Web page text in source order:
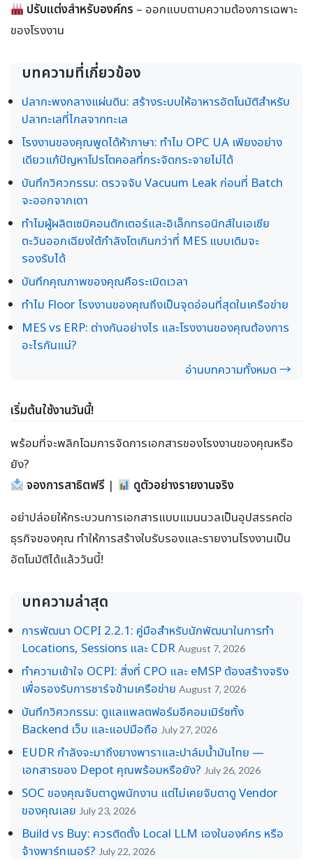
ปรับแต่งสำหรับองค์กร – ออกแบบตามความต้องการเฉพาะ
ของโรงงาน
บทความที่เกี่ยวข้อง
ปลากะพงกลางแผ่นดิน: สร้างระบบให้อาหารอัตโนมัติสำหรับ
ปลาทะเลที่ไกลจากทะเล
โรงงานของคุณพูดได้ห้าภาษา: ทำไม OPC UA เพียงอย่าง
เดียวแก้ปัญหาโปรโตคอลที่กระจัดกระจายไม่ได้
บันทึกวิศวกรรม: ตรวจจับ Vacuum Leak ก่อนที่ Batch
จะออกจากเตา
ทำไมผู้ผลิตเซมิคอนดักเตอร์และอิเล็กทรอนิกส์ในเอเชีย
ตะวันออกเฉียงใต้กำลังโตเกินกว่าที่ MES แบบเดิมจะ
รองรับได้
บันทึกคุณภาพของคุณคือระเบิดเวลา
ทำไม Floor โรงงานของคุณถึงเป็นจุดอ่อนที่สุดในเครือข่าย
MES vs ERP: ต่างกันอย่างไร และโรงงานของคุณต้องการ
อะไรกันแน่?
อ่านบทความทั้งหมด →
เริ่มต้นใช้งานวันนี้!
พร้อมที่จะพลิกโฉมการจัดการเอกสารของโรงงานของคุณหรือ
ยัง?
จองการสาธิตฟรี |
ดูตัวอย่างรายงานจริง
อย่าปล่อยให้กระบวนการเอกสารแบบแมนนวลเป็นอุปสรรคต่อ
ธุรกิจของคุณ ทำให้การสร้างใบรับรองและรายงานโรงงานเป็น
อัตโนมัติได้แล้ววันนี้!
บทความล่าสุด
การพัฒนา OCPI 2.2.1: คู่มือสำหรับนักพัฒนาในการทำ
Locations, Sessions และ CDR August 7, 2026
ทำความเข้าใจ OCPI: สิ่งที่ CPO และ eMSP ต้องสร้างจริง
เพื่อรองรับการชาร์จข้ามเครือข่าย August 7, 2026
บันทึกวิศวกรรม: ดูแลแพลตฟอร์มอีคอมเมิร์ซทั้ง
Backend เว็บ และแอปมือถือ July 27, 2026
EUDR กำลังจะมาถึงยางพาราและปาล์มน้ำมันไทย —
เอกสารของ Depot คุณพร้อมหรือยัง? July 26, 2026
SOC ของคุณจับตาดูพนักงาน แต่ไม่เคยจับตาดู Vendor
ของคุณเลย July 23, 2026
Build vs Buy: ควรติดตั้ง Local LLM เองในองค์กร หรือ
จ้างพาร์ทเนอร์? July 22, 2026